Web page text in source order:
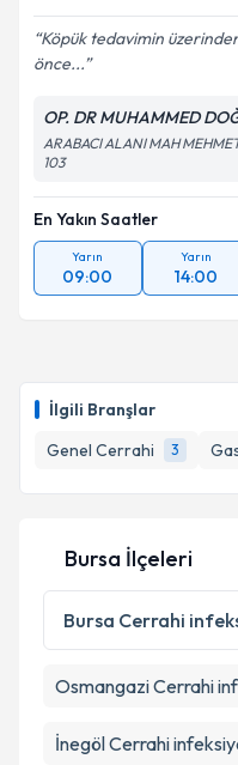
İlgili Branşlar
Genel Cerrahi
3
E-posta Adresiniz
Kişisel
Köpük tedavimin
önce...
OP. DR MUHAMMED
ARABACI ALANI MAH
103
En Yakın Saatler
Yarın
09:00
Yarın
14:00
Bursa İlçeleri
Bursa Cerrahi
OsmangaziCerrahi
İnegölCerrahi